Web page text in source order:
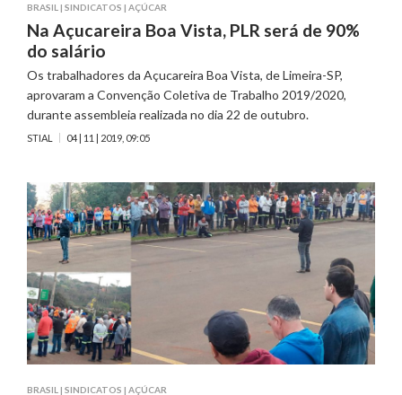
BRASIL | SINDICATOS | AÇÚCAR
Na Açucareira Boa Vista, PLR será de 90%
do salário
Os trabalhadores da Açucareira Boa Vista, de Limeira-SP,
aprovaram a Convenção Coletiva de Trabalho 2019/2020,
durante assembleia realizada no dia 22 de outubro.
STIAL 04 | 11 | 2019, 09:05
BRASIL | SINDICATOS | AÇÚCAR